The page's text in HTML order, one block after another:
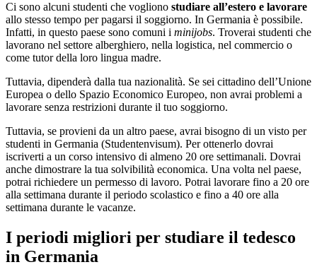
Ci sono alcuni studenti che vogliono studiare all’estero e lavorare
allo stesso tempo per pagarsi il soggiorno. In Germania è possibile.
Infatti, in questo paese sono comuni i minijobs. Troverai studenti che
lavorano nel settore alberghiero, nella logistica, nel commercio o
come tutor della loro lingua madre.
Tuttavia, dipenderà dalla tua nazionalità. Se sei cittadino dell’Unione
Europea o dello Spazio Economico Europeo, non avrai problemi a
lavorare senza restrizioni durante il tuo soggiorno.
Tuttavia, se provieni da un altro paese, avrai bisogno di un visto per
studenti in Germania (Studentenvisum). Per ottenerlo dovrai
iscriverti a un corso intensivo di almeno 20 ore settimanali. Dovrai
anche dimostrare la tua solvibilità economica. Una volta nel paese,
potrai richiedere un permesso di lavoro. Potrai lavorare fino a 20 ore
alla settimana durante il periodo scolastico e fino a 40 ore alla
settimana durante le vacanze.
I periodi migliori per studiare il tedesco
in Germania